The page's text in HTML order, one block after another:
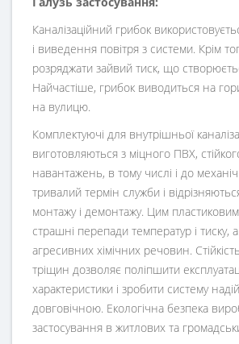
Каналізаційний грибок
і виведення повітря з системи. Крім
розряджати зайвий тиск, що
Найчастіше, грибок виводиться на
на вулицю.
Комплектуючі для внутрішньої
виготовляються з міцного ПВХ,
навантажень, в тому числі і до
тривалий термін служби і
монтажу і демонтажу. Цим
страшні перепади температур і тиску,
агресивних хімічних речовин.
тріщин дозволяє поліпшити
характеристики і зробити систему
довговічною. Екологічна безпека
застосування в житлових та